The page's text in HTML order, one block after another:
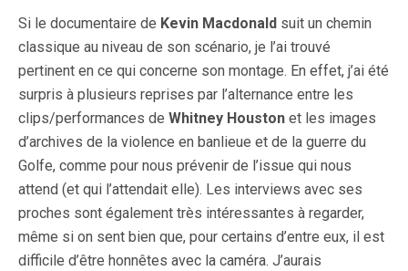
Si le documentaire de Kevin Macdonald suit un chemin
classique au niveau de son scénario, je l’ai trouvé
pertinent en ce qui concerne son montage. En effet, j’ai été
surpris à plusieurs reprises par l’alternance entre les
clips/performances de Whitney Houston et les images
d’archives de la violence en banlieue et de la guerre du
Golfe, comme pour nous prévenir de l’issue qui nous
attend (et qui l’attendait elle). Les interviews avec ses
proches sont également très intéressantes à regarder,
même si on sent bien que, pour certains d’entre eux, il est
difficile d’être honnêtes avec la caméra. J’aurais